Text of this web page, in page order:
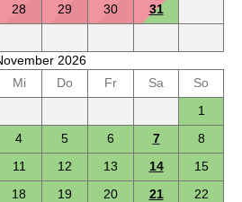
28 29 30
31
2026
Mi Do Fr Sa
So
1
4 5 6 7
8
11 12 13 14
15
18 19 20 21
22